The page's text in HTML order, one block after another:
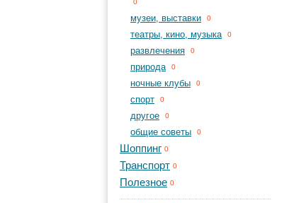
0
музеи, выставки 0
театры, кино, музыка 0
развлечения 0
природа 0
ночные клубы 0
спорт 0
другое 0
общие советы 0
Шоппинг 0
Транспорт 0
Полезное 0